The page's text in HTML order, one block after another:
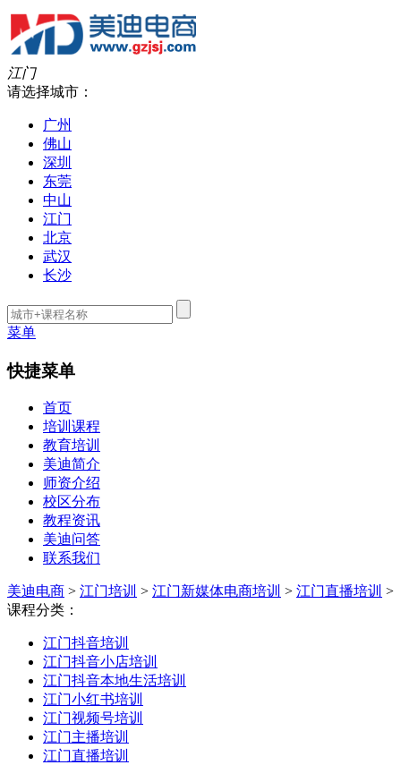
江门
请选择城市：
广州
佛山
深圳
东莞
中山
江门
北京
武汉
长沙
菜单
快捷菜单
首页
培训课程
教育培训
美迪简介
师资介绍
校区分布
教程资讯
美迪问答
联系我们
美迪电商 > 江门培训 > 江门新媒体电商培训 > 江门直播培训 >
课程分类：
江门抖音培训
江门抖音小店培训
江门抖音本地生活培训
江门小红书培训
江门视频号培训
江门主播培训
江门直播培训